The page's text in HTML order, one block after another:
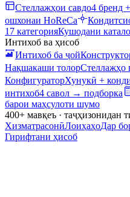
Стеллажҳои савдо4 бренд
ошхонаи HoReCa
17 категорияКушодани
Интихоб ва ҳисоб
Интихоб ба ҷой
Нақшакаши толорСтеллажҳо
КонфигураторХунукӣ +
интихоб4 савол → подборка
барои маҳсулоти шумо
400+ мавқеъ · таҷҳизонидан
ХизматрасонӣЛоиҳаҳоДар
Гирифтани ҳисоб